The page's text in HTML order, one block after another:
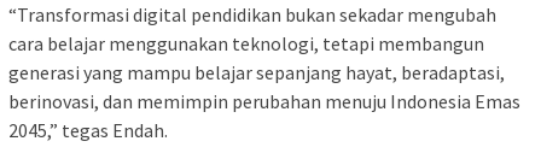
“Transformasi digital pendidikan bukan sekadar mengubah
cara belajar menggunakan teknologi, tetapi membangun
generasi yang mampu belajar sepanjang hayat, beradaptasi,
berinovasi, dan memimpin perubahan menuju Indonesia Emas
2045,” tegas Endah.